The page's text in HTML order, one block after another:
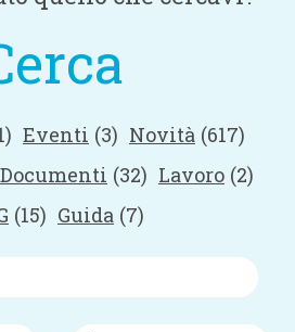
Eventi (3) Novità (617)
Documenti (32) Lavoro (2)
(15) Guida (7)